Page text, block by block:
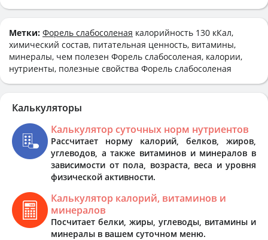
Метки: Форель слабосоленая калорийность 130 кКал,
химический состав, питательная ценность, витамины,
минералы, чем полезен Форель слабосоленая, калории,
нутриенты, полезные свойства Форель слабосоленая
Калькуляторы
Калькулятор суточных норм нутриентов
Рассчитает норму калорий, белков, жиров,
углеводов, а также витаминов и минералов в
зависимости от пола, возраста, веса и уровня
физической активности.
Калькулятор калорий, витаминов и
минералов
Посчитает белки, жиры, углеводы, витамины и
минералы в вашем суточном меню.